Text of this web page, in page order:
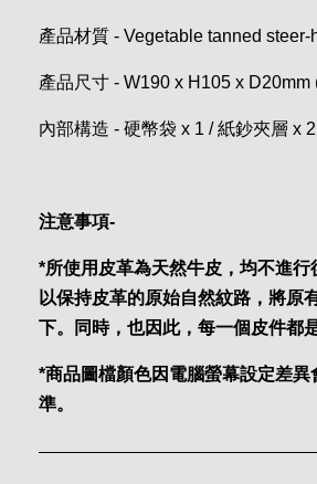
產品材質 - Vegetable tanned steer-
產品尺寸 - W190 x H105 x D20mm
內部構造 - 硬幣袋 x 1 / 紙鈔夾層 x
注意事項-
*所使用皮革為天然牛皮，均不進行
以保持皮革的原始自然紋路，將原
下。同時，也因此，每一個皮件都
*商品圖檔顏色因電腦螢幕設定差
準。